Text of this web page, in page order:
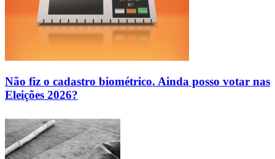
Não fiz o cadastro biométrico. Ainda posso votar nas
Eleições 2026?